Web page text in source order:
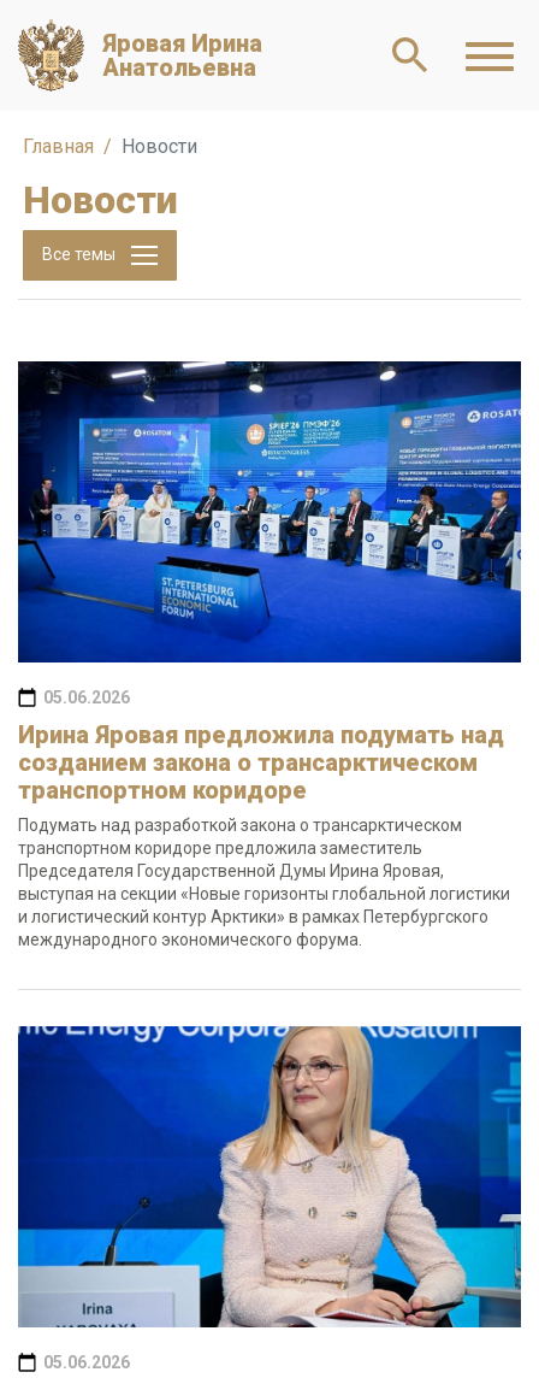
Яровая Ирина
Анатольевна
Главная Новости
Новости
Все темы
05.06.2026
Ирина Яровая предложила подумать над
созданием закона о трансарктическом
транспортном коридоре
Подумать над разработкой закона о трансарктическом
транспортном коридоре предложила заместитель
Председателя Государственной Думы Ирина Яровая,
выступая на секции «Новые горизонты глобальной логистики
и логистический контур Арктики» в рамках Петербургского
международного экономического форума.
05.06.2026